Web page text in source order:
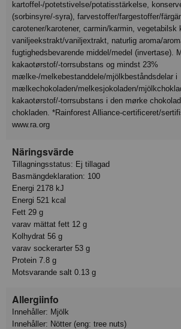
kartoffel-/potetstivelse/potatisstärkelse,
(sorbinsyre/-syra), farvestoffer/fargestoffer/
carotener/karotener, carmin/karmin, vegetabilsk
vaniljeekstrakt/vaniljextrakt, naturlig aroma/
fugtighedsbevarende middel/medel (invertase).
kakaotørstof/-torrsubstans og mindst 23%
mælke-/melkebestanddele/mjölkbeståndsdelar i
mælkechokoladen/melkesjokoladen/
kakaotørstof/-torrsubstans i den mørke
chokladen. *Rainforest Alliance-certificeret/
www.ra.org
Näringsvärde
Tillagningsstatus: Ej tillagad
Basmängdeklaration: 100
Energi 2178 kJ
Energi 521 kcal
Fett 29 g
varav mättat fett 12 g
Kolhydrat 56 g
varav sockerarter 53 g
Protein 7.8 g
Motsvarande salt 0.13 g
Allergiinfo
Innehåller: Mjölk
Innehåller: Nötter (eng: tree nuts)